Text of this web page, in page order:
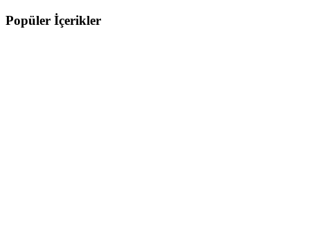
Popüler İçerikler